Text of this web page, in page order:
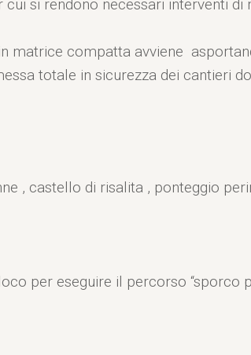
si rendono necessari interventi
in matrice compatta avviene
totale in sicurezza dei cantieri
, castello di risalita , ponteggio
per eseguire il percorso “sporco